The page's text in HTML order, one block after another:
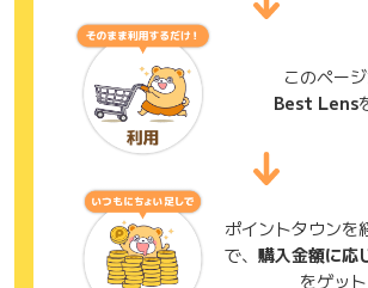
このペー
Best Lens
ポイントタウンを
で、 購入金額に応
をゲット